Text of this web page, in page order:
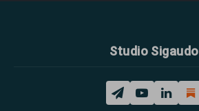
Studio Sigaudo